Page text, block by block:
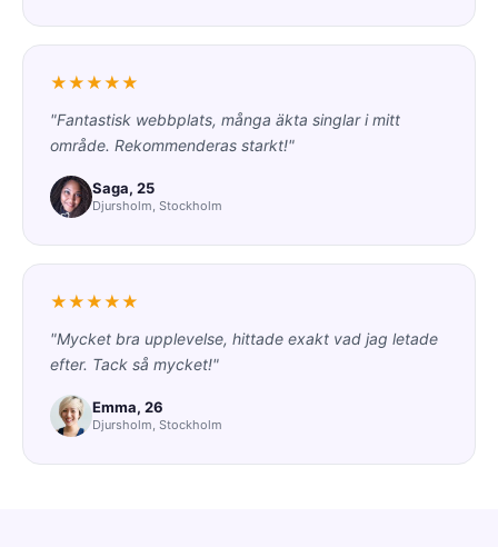
★★★★★
"Fantastisk webbplats, många äkta singlar i mitt
område. Rekommenderas starkt!"
Saga, 25
Djursholm, Stockholm
★★★★★
"Mycket bra upplevelse, hittade exakt vad jag letade
efter. Tack så mycket!"
Emma, 26
Djursholm, Stockholm